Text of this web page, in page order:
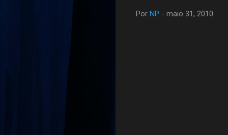
Por NP - maio 31, 2010